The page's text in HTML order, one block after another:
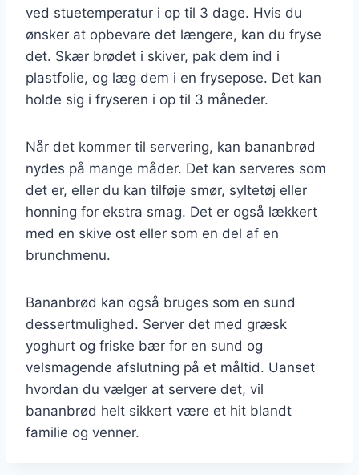
ved stuetemperatur i op til 3 dage. Hvis du
ønsker at opbevare det længere, kan du fryse
det. Skær brødet i skiver, pak dem ind i
plastfolie, og læg dem i en frysepose. Det kan
holde sig i fryseren i op til 3 måneder.
Når det kommer til servering, kan bananbrød
nydes på mange måder. Det kan serveres som
det er, eller du kan tilføje smør, syltetøj eller
honning for ekstra smag. Det er også lækkert
med en skive ost eller som en del af en
brunchmenu.
Bananbrød kan også bruges som en sund
dessertmulighed. Server det med græsk
yoghurt og friske bær for en sund og
velsmagende afslutning på et måltid. Uanset
hvordan du vælger at servere det, vil
bananbrød helt sikkert være et hit blandt
familie og venner.